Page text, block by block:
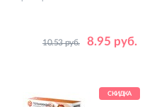
8.95 руб.
10.53 руб.
Дозировка,
2 табл - 200
СКИДКА